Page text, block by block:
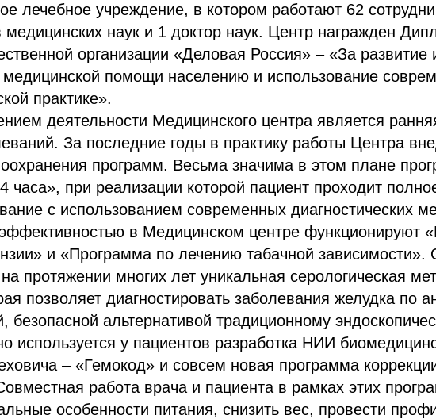
лечебное учреждение, в котором работают 62
медицинских наук и 1 доктор наук. Центр награжден
организации «Деловая Россия» – «За развитие
помощи населению и использование
практике».
деятельности Медицинского центра является
За последние годы в практику работы Центра
программ. Весьма значима в этом плане
часа», при реализации которой пациент проходит
с использованием современных диагностических
в Медицинском центре функционируют
и «Программа по лечению табачной зависимости».
протяжении многих лет уникальная серологическая
позволяет диагностировать заболевания желудка по
безопасной альтернативой традиционному
используется у пациентов разработка НИИ
– «Гемокод» и совсем новая программа
работа врача и пациента в рамках этих
особенности питания, снизить вес, провести